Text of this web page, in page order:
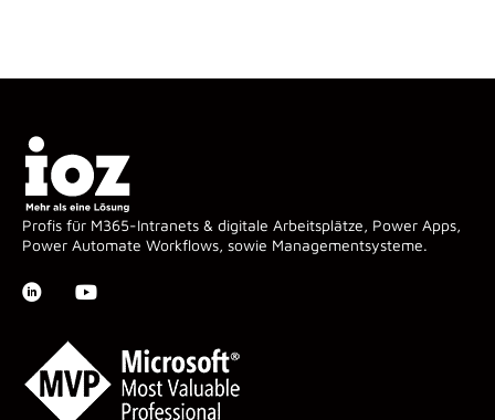
Profis für M365-Intranets & digitale Arbeitsplätze, Power Apps,
Power Automate Workflows, sowie Managementsysteme.